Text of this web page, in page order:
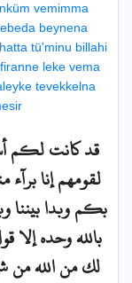
vemimma
beynena
tü'minu billahi
leke vema
tevekkelna
قد كانت لكم
لقومهم إنا
بكم وبدا بيننا
بالله وحده إلا
لك من الله من